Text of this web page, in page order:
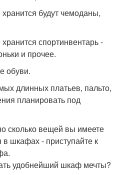
будут чемоданы,
спортинвентарь -
и прочее.
обуви.
длинных платьев, пальто,
планировать под
сколько вещей вы имеете
шкафах - приступайте к
удобнейший шкаф мечты?